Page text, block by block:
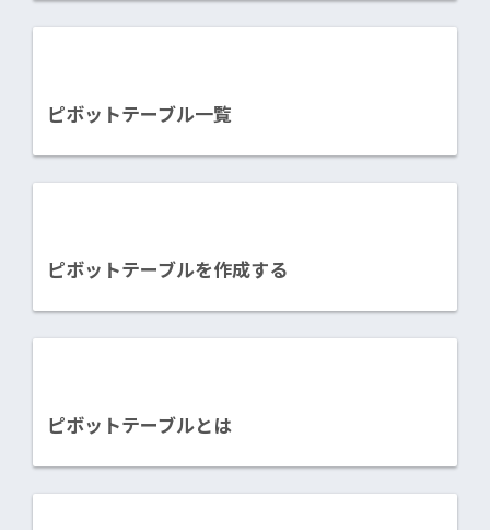
ピボットテーブル一覧
ピボットテーブルを作成する
ピボットテーブルとは